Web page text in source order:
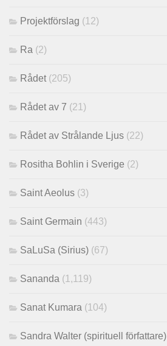
Projektförslag (12)
Ra (2)
Rådet (205)
Rådet av 7 (21)
Rådet av Strålande Ljus (22)
Rositha Bohlin i Sverige (2)
Saint Aeolus (3)
Saint Germain (443)
SaLuSa (Sirius) (67)
Sananda (1,119)
Sanat Kumara (104)
Sandra Walter (spirituell författare)